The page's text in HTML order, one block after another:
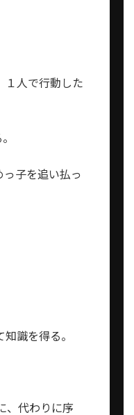
１人で行動した
子を追い払っ
識を得る。
、代わりに序